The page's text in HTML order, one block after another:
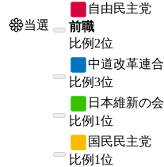
当選
自由民主党
前職
比例 2位
中道改革連合
比例3位
日本維新の会
比例 1位
国民民主党
比例 1位